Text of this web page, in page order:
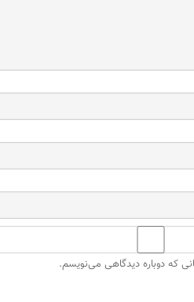
که دوباره دیدگاهی می‌نویسم.